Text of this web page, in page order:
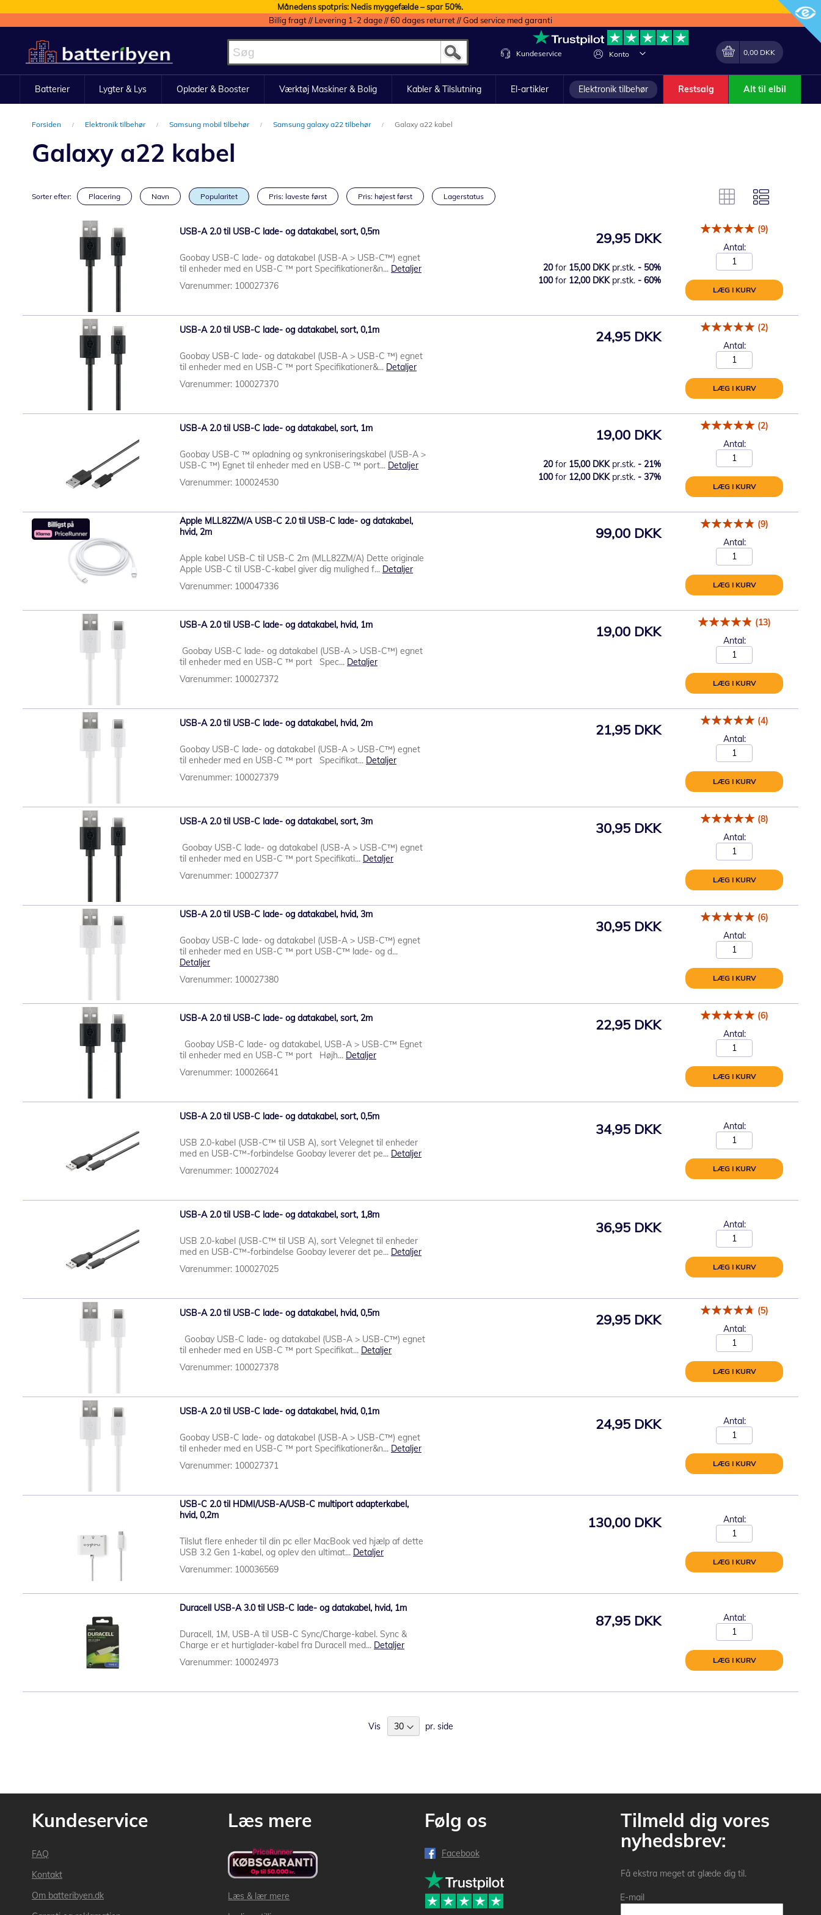
Månedens spotpris: Nedis myggefælde – spar 50%.
Billig fragt // Levering 1-2 dage // 60 dages returret // God service med garanti
to
Content
Konto
Lave
Min indkøbskurv
0,00 DKK
Kundeservice
Batterier Lygter & Lys Oplader & Booster Værktøj Maskiner & Bolig Kabler & Tilslutning El-artikler Elektronik tilbehør Restsalg Alt til elbil
Forsiden Elektronik tilbehør Samsung mobil tilbehør Samsung galaxy a22 tilbehør Galaxy a22 kabel
Galaxy a22 kabel
Sorter efter: Placering Navn Popularitet Pris: laveste først Pris: højest først Lagerstatus
USB-A 2.0 til USB-C lade- og datakabel, sort, 0,5m
Goobay USB-C lade- og datakabel (USB-A > USB-C™) egnet
til enheder med en USB-C ™ port Specifikationer&n... Detaljer
Varenummer: 100027376
29,95 DKK
20for 15,00 DKK pr.stk. - 50%
100for 12,00 DKK pr.stk. - 60%
(9)
Antal:
LÆG I KURV
USB-A 2.0 til USB-C lade- og datakabel, sort, 0,1m
Goobay USB-C lade- og datakabel (USB-A > USB-C ™) egnet
til enheder med en USB-C ™ port Specifikationer&... Detaljer
Varenummer: 100027370
24,95 DKK
(2)
Antal:
LÆG I KURV
USB-A 2.0 til USB-C lade- og datakabel, sort, 1m
Goobay USB-C ™ opladning og synkroniseringskabel (USB-A >
USB-C ™) Egnet til enheder med en USB-C ™ port... Detaljer
Varenummer: 100024530
19,00 DKK
20for 15,00 DKK pr.stk. - 21%
100for 12,00 DKK pr.stk. - 37%
(2)
Antal:
LÆG I KURV
Apple MLL82ZM/A USB-C 2.0 til USB-C lade- og datakabel,
hvid, 2m
Apple kabel USB-C til USB-C 2m (MLL82ZM/A) Dette originale
Apple USB-C til USB-C-kabel giver dig mulighed f... Detaljer
Varenummer: 100047336
99,00 DKK
(9)
Antal:
LÆG I KURV
USB-A 2.0 til USB-C lade- og datakabel, hvid, 1m
Goobay USB-C lade- og datakabel (USB-A > USB-C™) egnet
til enheder med en USB-C ™ port Spec... Detaljer
Varenummer: 100027372
19,00 DKK
(13)
Antal:
LÆG I KURV
USB-A 2.0 til USB-C lade- og datakabel, hvid, 2m
Goobay USB-C lade- og datakabel (USB-A > USB-C™) egnet
til enheder med en USB-C ™ port Specifikat... Detaljer
Varenummer: 100027379
21,95 DKK
(4)
Antal:
LÆG I KURV
USB-A 2.0 til USB-C lade- og datakabel, sort, 3m
Goobay USB-C lade- og datakabel (USB-A > USB-C™) egnet
til enheder med en USB-C ™ port Specifikati... Detaljer
Varenummer: 100027377
30,95 DKK
(8)
Antal:
LÆG I KURV
USB-A 2.0 til USB-C lade- og datakabel, hvid, 3m
Goobay USB-C lade- og datakabel (USB-A > USB-C™) egnet
til enheder med en USB-C ™ port USB-C™ lade- og d...
Detaljer
Varenummer: 100027380
30,95 DKK
(6)
Antal:
LÆG I KURV
USB-A 2.0 til USB-C lade- og datakabel, sort, 2m
Goobay USB-C lade- og datakabel, USB-A > USB-C™ Egnet
til enheder med en USB-C ™ port Højh... Detaljer
Varenummer: 100026641
22,95 DKK
(6)
Antal:
LÆG I KURV
USB-A 2.0 til USB-C lade- og datakabel, sort, 0,5m
USB 2.0-kabel (USB-C™ til USB A), sort Velegnet til enheder
med en USB-C™-forbindelse Goobay leverer det pe... Detaljer
Varenummer: 100027024
34,95 DKK Antal:
LÆG I KURV
USB-A 2.0 til USB-C lade- og datakabel, sort, 1,8m
USB 2.0-kabel (USB-C™ til USB A), sort Velegnet til enheder
med en USB-C™-forbindelse Goobay leverer det pe... Detaljer
Varenummer: 100027025
36,95 DKK Antal:
LÆG I KURV
USB-A 2.0 til USB-C lade- og datakabel, hvid, 0,5m
Goobay USB-C lade- og datakabel (USB-A > USB-C™) egnet
til enheder med en USB-C ™ port Specifikat... Detaljer
Varenummer: 100027378
29,95 DKK
(5)
Antal:
LÆG I KURV
USB-A 2.0 til USB-C lade- og datakabel, hvid, 0,1m
Goobay USB-C lade- og datakabel (USB-A > USB-C™) egnet
til enheder med en USB-C ™ port Specifikationer&n... Detaljer
Varenummer: 100027371
24,95 DKK Antal:
LÆG I KURV
USB-C 2.0 til HDMI/USB-A/USB-C multiport adapterkabel,
hvid, 0,2m
Tilslut flere enheder til din pc eller MacBook ved hjælp af dette
USB 3.2 Gen 1-kabel, og oplev den ultimat... Detaljer
Varenummer: 100036569
130,00 DKK Antal:
LÆG I KURV
Duracell USB-A 3.0 til USB-C lade- og datakabel, hvid, 1m
Duracell, 1M, USB-A til USB-C Sync/Charge-kabel. Sync &
Charge er et hurtiglader-kabel fra Duracell med... Detaljer
Varenummer: 100024973
87,95 DKK Antal:
LÆG I KURV
Vis pr. side
Kundeservice
FAQ
Kontakt
Om batteribyen.dk
Læs mere
Læs & lær mere
Følg os
Facebook
Tilmeld dig vores
nyhedsbrev:
Få ekstra meget at glæde dig til.
E-mail